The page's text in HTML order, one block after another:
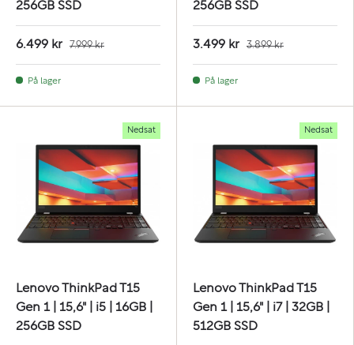
256GB SSD
6.499 kr 7.999 kr
På lager
256GB SSD
3.499 kr 3.899 kr
På lager
Nedsat
Lenovo ThinkPad T15
Gen 1 | 15,6" | i5 | 16GB |
256GB SSD
Nedsat
Lenovo ThinkPad T15
Gen 1 | 15,6" | i7 | 32GB |
512GB SSD